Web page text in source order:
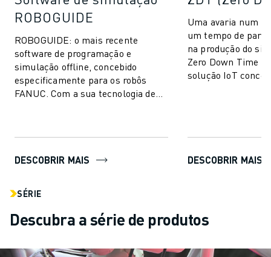
ROBOGUIDE
ROBOGUIDE: o mais recente
software de programação e
simulação offline, concebido
especificamente para os robôs
FANUC. Com a sua tecnologia de
DESCOBRIR MAIS
Uma avaria num
um tempo de
na produção do
Zero Down Time
solução IoT
DESCOBRIR MAIS
SÉRIE
Descubra a série de produtos